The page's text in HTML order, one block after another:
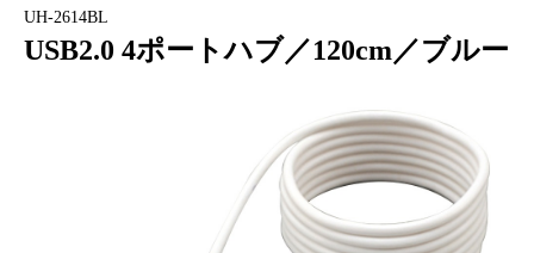
UH-2614BL
USB2.0 4ポートハブ／120cm／ブルー